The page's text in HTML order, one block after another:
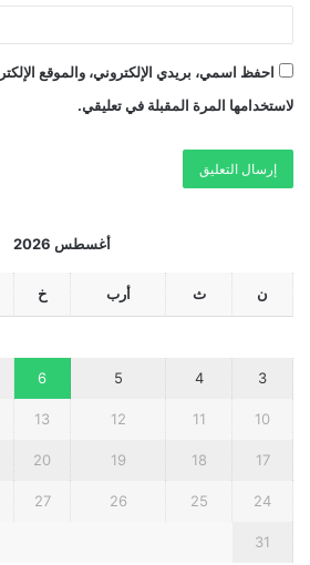
احفظ اسمي، بريدي الإلكتروني، والموقع
لاستخدامها المرة المقبلة في تعليقي.
أغسطس 2026
ن ث أرب خ
3
4
5
6
10
11
12
13
17
18
19
20
24
25
26
27
31